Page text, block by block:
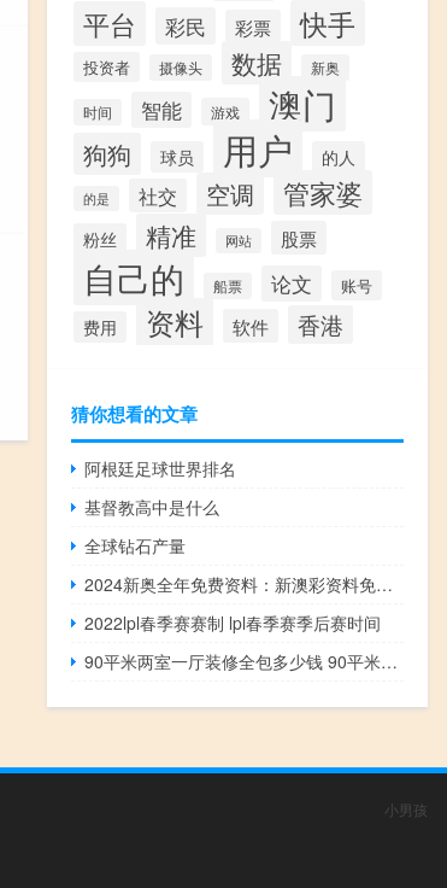
平台 彩民 彩票 快手
投资者 摄像头 数据 新奥
时间 智能 游戏 澳门
狗狗 球员 用户 的人
的是 社交 空调 管家婆
粉丝 精准 网站 股票
自己的 船票 论文 账号
费用 资料 软件 香港
猜你想看的文章
阿根廷足球世界排名
基督教高中是什么
全球钻石产量
2024新奥全年免费资料：新澳彩资料免费大全查询下载安装-解读分析-2734.3D.A652
2022lpl春季赛赛制 lpl春季赛季后赛时间
90平米两室一厅装修全包多少钱 90平米装修全包价格
小男孩